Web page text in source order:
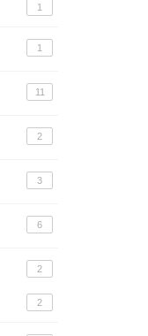
1
1
11
2
3
6
2
2